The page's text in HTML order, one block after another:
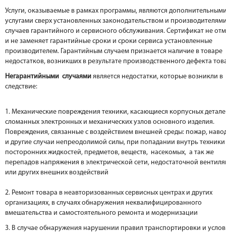
Услуги, оказываемые в рамках программы, являются
услугами сверх установленных законодательством и
случаев гарантийного и сервисного обслуживания. Сертификат не
и не заменяет гарантийные сроки и сроки сервиса установленные
производителем. Гарантийным случаем признается наличие в товаре
недостатков, возникших в результате производственного дефекта
Негарантийными случаями является недостатки, которые возникли в
следствие:
1. Механические повреждения техники, касающиеся корпусных
сломанных электронных и механических узлов основного изделия.
Повреждения, связанные с воздействием внешней среды: пожар,
и другие случаи непреодолимой силы, при попадании внутрь техники
посторонних жидкостей, предметов, веществ, насекомых, а так же
перепадов напряжения в электрической сети, недостаточной
или других внешних воздействий
2. Ремонт товара в неавторизованных сервисных центрах и других
организациях, в случаях обнаружения неквалифицированного
вмешательства и самостоятельного ремонта и модернизации
3. В случае обнаружения нарушении правил транспортировки и